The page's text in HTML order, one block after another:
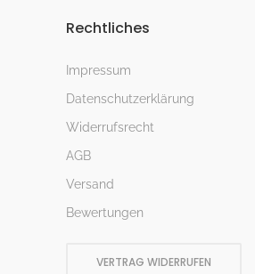
Rechtliches
Impressum
Datenschutzerklärung
Widerrufsrecht
AGB
Versand
Bewertungen
VERTRAG WIDERRUFEN